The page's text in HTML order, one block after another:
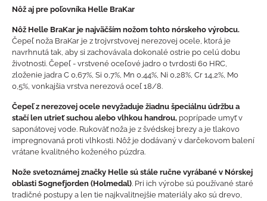
Nôž aj pre poľovníka Helle BraKar
Nôž Helle BraKar je najväčším nožom tohto nórskeho výrobcu.
Čepeľ noža BraKar je z trojvrstvovej nerezovej ocele, ktorá je
navrhnutá tak, aby si zachovávala dokonalé ostrie po celú dobu
životnosti. Čepeľ - vrstvené oceľové jadro o tvrdosti 60 HRC,
zloženie jadra C 0,67%, Si 0,7%, Mn 0,44%, Ni 0,28%, Cr 14,2%, Mo
0,5%, vonkajšia vrstva nerezová oceľ 18/8.
Čepeľ z nerezovej ocele nevyžaduje žiadnu špeciálnu údržbu a
stačí len utrieť suchou alebo vlhkou handrou, poprípade umyť v
saponátovej vode. Rukoväť noža je z švédskej brezy a je tlakovo
impregnovaná proti vlhkosti. Nôž je dodávaný v darčekovom balení
vrátane kvalitného koženého púzdra.
Nože svetoznámej značky Helle sú stále ručne vyrábané v Nórskej
oblasti Sognefjorden (Holmedal). Pri ich výrobe sú používané staré
tradičné postupy a len tie najkvalitnejšie materiály ako sú drevo,